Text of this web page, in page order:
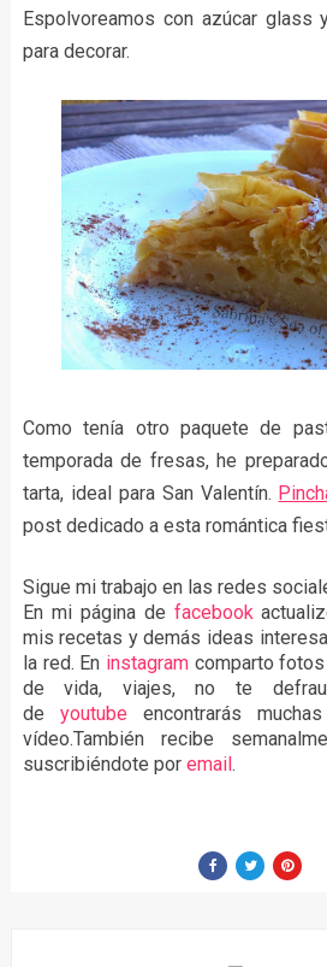
Espolvoreamos con azúcar glass
para decorar.
Como tenía otro paquete de
temporada de fresas, he
tarta, ideal para San Valentín.
post dedicado a esta romántica
Sigue mi trabajo en las redes
En mi página de facebook
mis recetas y demás ideas
la red. En instagram comparto
de vida, viajes, no te
de youtube
encontrarás
vídeo.También recibe
suscribiéndote por email.